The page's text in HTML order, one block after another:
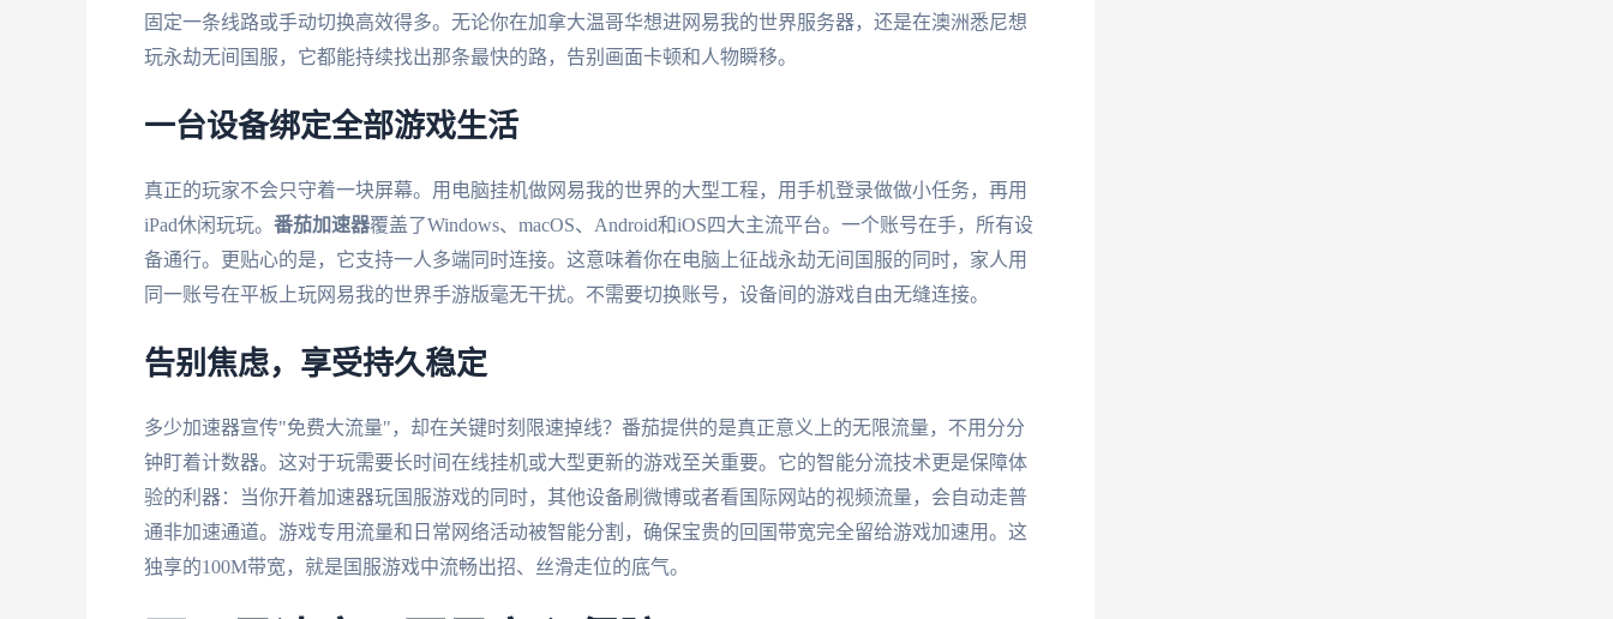
固定一条线路或手动切换高效得多。无论你在加拿大温哥华想进网易我的世界服务器，还是在澳洲悉尼想
玩永劫无间国服，它都能持续找出那条最快的路，告别画面卡顿和人物瞬移。
一台设备绑定全部游戏生活
真正的玩家不会只守着一块屏幕。用电脑挂机做网易我的世界的大型工程，用手机登录做做小任务，再用
iPad休闲玩玩。 番茄加速器覆盖了Windows、macOS、Android和iOS四大主流平台。一个账号在手，所有设
备通行。更贴心的是，它支持一人多端同时连接。这意味着你在电脑上征战永劫无间国服的同时，家人用
同一账号在平板上玩网易我的世界手游版毫无干扰。不需要切换账号，设备间的游戏自由无缝连接。
告别焦虑，享受持久稳定
多少加速器宣传"免费大流量"，却在关键时刻限速掉线？番茄提供的是真正意义上的无限流量，不用分分
钟盯着计数器。这对于玩需要长时间在线挂机或大型更新的游戏至关重要。它的智能分流技术更是保障体
验的利器：当你开着加速器玩国服游戏的同时，其他设备刷微博或者看国际网站的视频流量，会自动走普
通非加速通道。游戏专用流量和日常网络活动被智能分割，确保宝贵的回国带宽完全留给游戏加速用。这
独享的100M带宽，就是国服游戏中流畅出招、丝滑走位的底气。